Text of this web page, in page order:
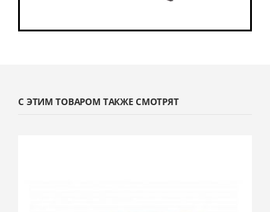
С ЭТИМ ТОВАРОМ ТАКЖЕ СМОТРЯТ